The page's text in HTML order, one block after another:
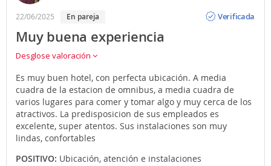
22/06/2025 en pareja
Verificada
Muy buena experiencia
Desglose valoración
Es muy buen hotel, con perfecta ubicación. A media
cuadra de la estacion de omnibus, a media cuadra de
varios lugares para comer y tomar algo y muy cerca de los
atractivos. La predisposicion de sus empleados es
excelente, super atentos. Sus instalaciones son muy
lindas, confortables
POSITIVO: Ubicación, atención e instalaciones